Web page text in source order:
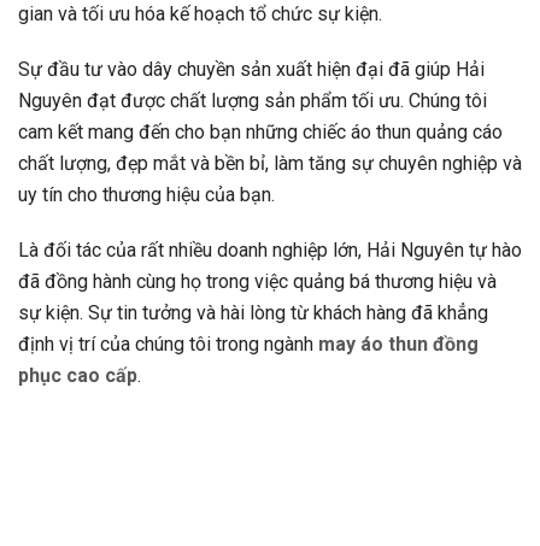
gian và tối ưu hóa kế hoạch tổ chức sự kiện.
Sự đầu tư vào dây chuyền sản xuất hiện đại đã giúp Hải
Nguyên đạt được chất lượng sản phẩm tối ưu. Chúng tôi
cam kết mang đến cho bạn những chiếc áo thun quảng cáo
chất lượng, đẹp mắt và bền bỉ, làm tăng sự chuyên nghiệp và
uy tín cho thương hiệu của bạn.
Là đối tác của rất nhiều doanh nghiệp lớn, Hải Nguyên tự hào
đã đồng hành cùng họ trong việc quảng bá thương hiệu và
sự kiện. Sự tin tưởng và hài lòng từ khách hàng đã khẳng
định vị trí của chúng tôi trong ngành may áo thun đồng
phục cao cấp.